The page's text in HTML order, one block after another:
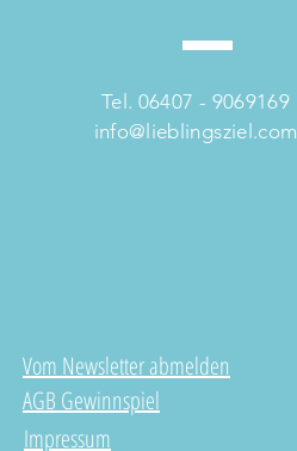
Tel. 06407 - 9069169
info@lieblingsziel.com
Vom Newsletter abmelden
AGB Gewinnspiel
Impressum